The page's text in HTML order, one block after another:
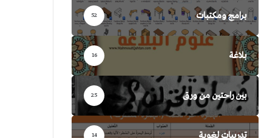
برامج ومكتبات 52
بلاغة 16
بين راحتين من ورق 25
تدريبات لغوية 14